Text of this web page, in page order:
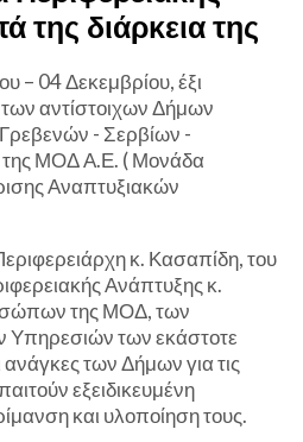
της διάρκεια της
– 04 Δεκεμβρίου, έξι
αντίστοιχων Δήμων
- Σερβίων -
της ΜΟΔ Α.Ε. ( Μονάδα
Αναπτυξιακών
κ. Κασαπίδη, του
Ανάπτυξης κ.
της ΜΟΔ, των
Υπηρεσιών των εκάστοτε
των Δήμων για τις
εξειδικευμένη
και υλοποίηση τους.